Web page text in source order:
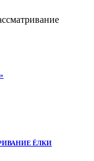
ЁЛКИ